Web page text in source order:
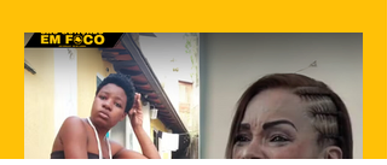
62 anos, em um hospital no Rio de
Janeiro. A informação...